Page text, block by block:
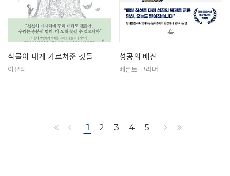
식물이 내게 가르쳐준 것들
이유리
성공의 배신
베른트 크라머
1 2 3 4 5